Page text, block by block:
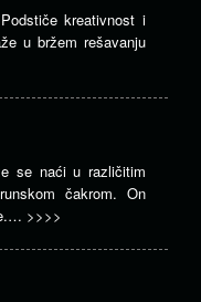
kreativnost i
u bržem rešavanju
se naći u različitim
čakrom. On
>>>>